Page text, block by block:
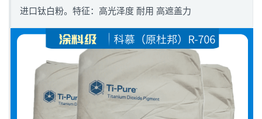
进口钛白粉。特征：高光泽度 耐用 高遮盖力